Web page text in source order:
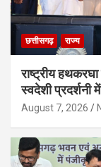
छत्तीसगढ़ राज्य
राष्ट्रीय
स्वदेशी प्रदर्शनी
August 7, 2026